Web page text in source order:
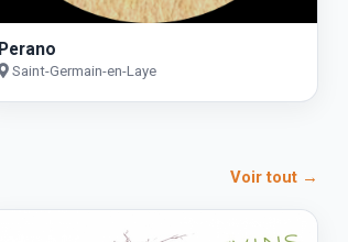
Perano
Saint-Germain-en-Laye
Voir tout →